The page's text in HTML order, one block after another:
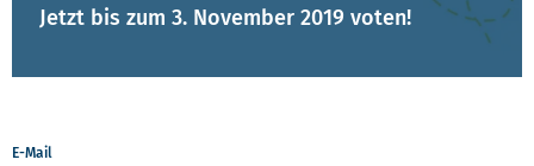
Jetzt bis zum 3. November 2019 voten!
E-Mail